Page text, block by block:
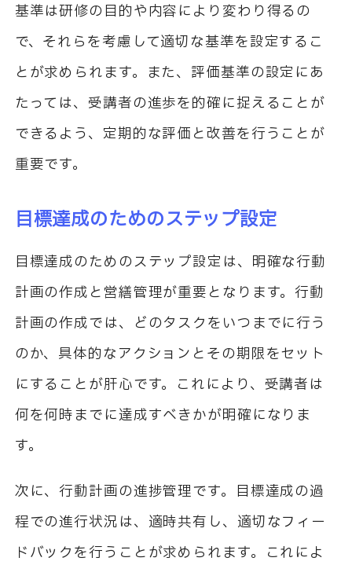
基準は研修の目的や内容により変わり得るの
で、それらを考慮して適切な基準を設定するこ
とが求められます。また、評価基準の設定にあ
たっては、受講者の進歩を的確に捉えることが
できるよう、定期的な評価と改善を行うことが
重要です。
目標達成のためのステップ設定
目標達成のためのステップ設定は、明確な行動
計画の作成と営繕管理が重要となります。行動
計画の作成では、どのタスクをいつまでに行う
のか、具体的なアクションとその期限をセット
にすることが肝心です。これにより、受講者は
何を何時までに達成すべきかが明確になりま
す。
次に、行動計画の進捗管理です。目標達成の過
程での進行状況は、適時共有し、適切なフィー
ドバックを行うことが求められます。これによ